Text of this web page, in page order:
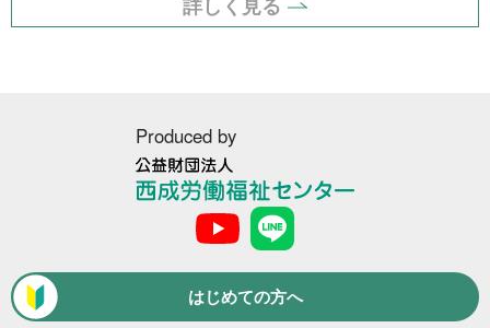
令和9年3月31日まで 2件
職種から探す
建設・土木・電気工事
警備
Produced by
団
はじめての方へ